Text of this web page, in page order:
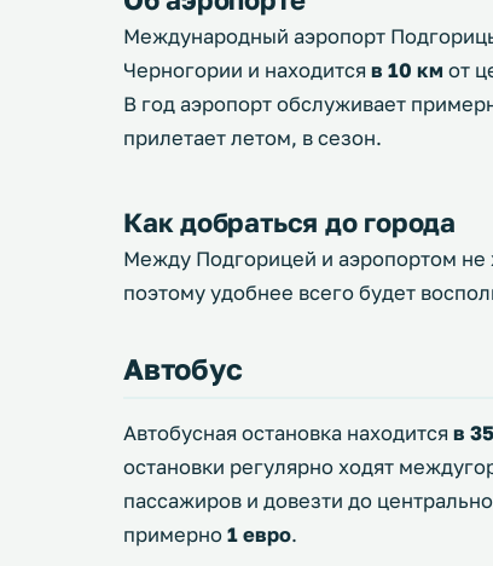
Международный аэропорт
Черногории и находится в 10 км от
В год аэропорт обслуживает
прилетает летом, в сезон.
Как добраться до города
Между Подгорицей и аэропортом
поэтому удобнее всего будет
Автобус
Автобусная остановка находится в
остановки регулярно ходят
пассажиров и довезти до
примерно 1 евро.